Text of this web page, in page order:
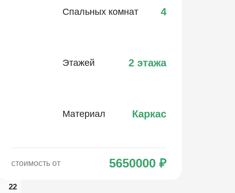
Спальных комнат 4
Этажей 2 этажа
Материал Каркас
стоимость от 5650000 ₽
22